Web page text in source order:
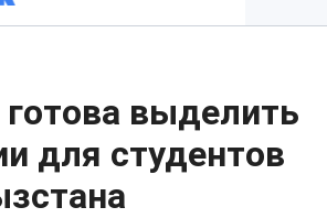
выделить
для студентов